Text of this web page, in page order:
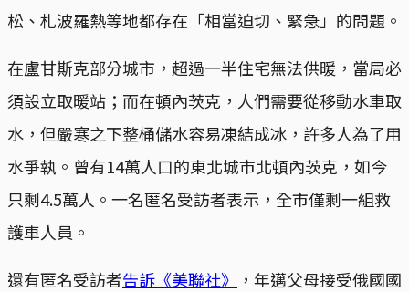
松、札波羅熱等地都存在「相當迫切、緊急」的問題。
在盧甘斯克部分城市，超過一半住宅無法供暖，當局必
須設立取暖站；而在頓內茨克，人們需要從移動水車取
水，但嚴寒之下整桶儲水容易凍結成冰，許多人為了用
水爭執。曾有14萬人口的東北城市北頓內茨克，如今
只剩4.5萬人。一名匿名受訪者表示，全市僅剩一組救
護車人員。
還有匿名受訪者告訴《美聯社》
，年邁父母接受俄國國